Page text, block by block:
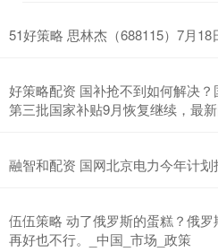
51好策略 思林杰（688115）7月
好策略配资 国补抢不到如何解决？
第三批国家补贴9月恢复继续，最
融智和配资 国网北京电力今年计
伍伍策略 动了俄罗斯的蛋糕？俄
再好也不行。_中国_市场_政策